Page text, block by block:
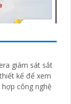
giám sát sắt
công nghệ